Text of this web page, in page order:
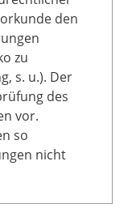
den
zu
s. u.). Der
des
vor.
so
nicht